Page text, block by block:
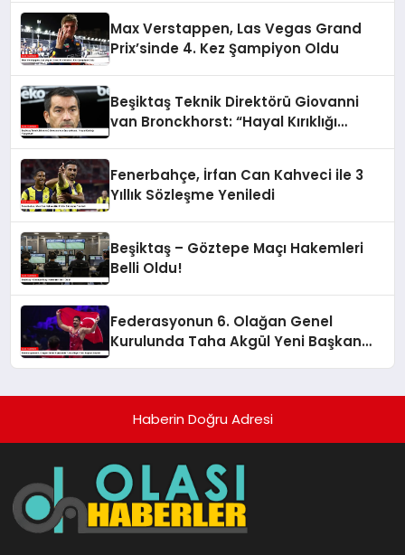
Max Verstappen, Las Vegas Grand
Prix’sinde 4. Kez Şampiyon Oldu
Beşiktaş Teknik Direktörü Giovanni
van Bronckhorst: “Hayal Kırıklığı
Fenerbahçe, İrfan Can Kahveci ile 3
Yıllık Sözleşme Yeniledi
Beşiktaş – Göztepe Maçı Hakemleri
Belli Oldu!
Federasyonun 6. Olağan Genel
Kurulunda Taha Akgül Yeni Başkan
Haberin Doğru Adresi